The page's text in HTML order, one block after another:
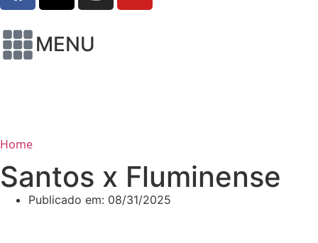
MENU
Home
Santos x Fluminense
Publicado em: 08/31/2025